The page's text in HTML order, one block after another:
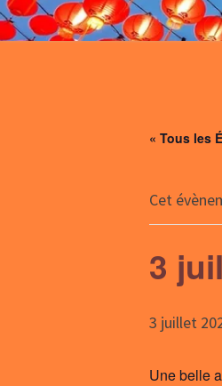
« Tous les
Cet
3
3 juillet
Une belle